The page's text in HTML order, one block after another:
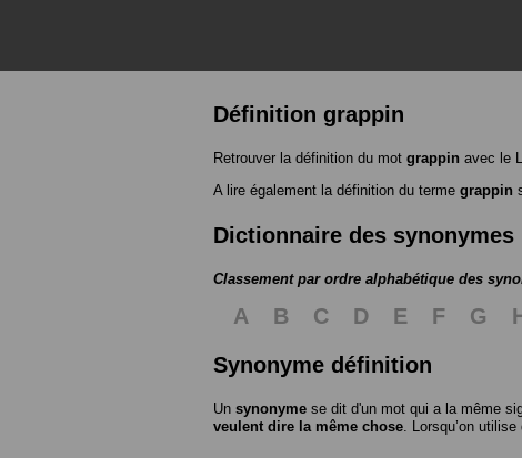
Définition grappin
Retrouver la définition du mot grappin avec le
A lire également la définition du terme grappin
Dictionnaire des synonymes
Classement par ordre alphabétique des
A B C D E F G
Synonyme définition
Un synonyme se dit d'un mot qui a la même
veulent dire la même chose . Lorsqu’on utilise